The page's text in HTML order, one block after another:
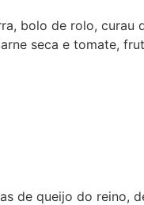
bolo de rolo,
seca e tomate,
de queijo do reino,